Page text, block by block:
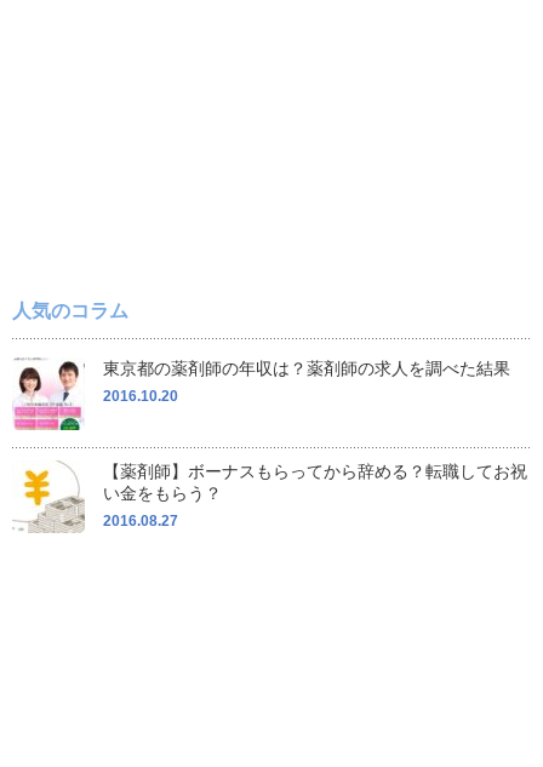
人気のコラム
東京都の薬剤師の年収は？薬剤師の求人を調べた結果
2016.10.20
【薬剤師】ボーナスもらってから辞める？転職してお祝
い金をもらう？
2016.08.27